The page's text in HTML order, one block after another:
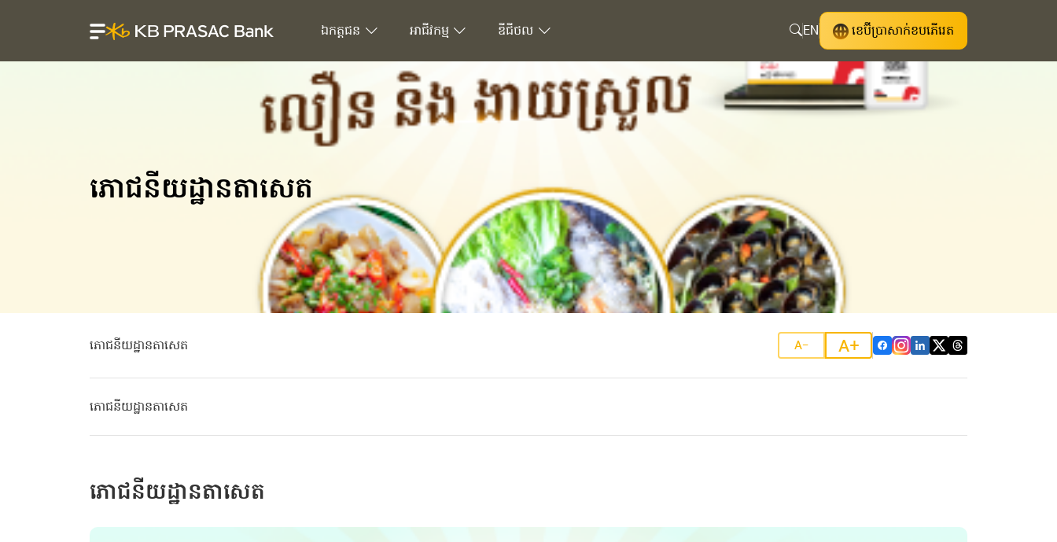
ឯកត្តជន អាជីវកម្ម ឌីជីថល EN ខេប៊ីប្រាសាក់ខបភើរេត
ភោជនីយដ្ឋានតាសេត
ភោជនីយដ្ឋានតាសេត A- A+
ភោជនីយដ្ឋានតាសេត
ភោជនីយដ្ឋានតាសេត